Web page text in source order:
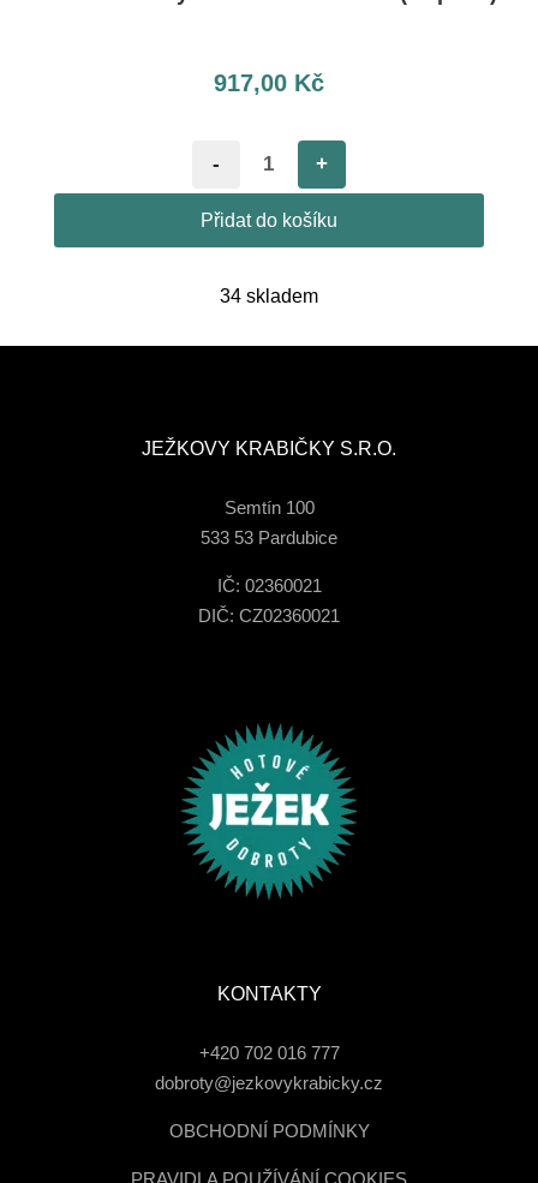
917,00 Kč
- +
Přidat do košíku
34 skladem
JEŽKOVY KRABIČKY S.R.O.
Semtín 100
533 53 Pardubice
IČ: 02360021
DIČ: CZ02360021
KONTAKTY
+420 702 016 777
dobroty@jezkovykrabicky.cz
OBCHODNÍ PODMÍNKY
PRAVIDLA POUŽÍVÁNÍ COOKIES